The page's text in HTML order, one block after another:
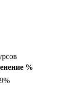
%
%